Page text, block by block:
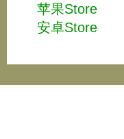
苹果Store
安卓Store